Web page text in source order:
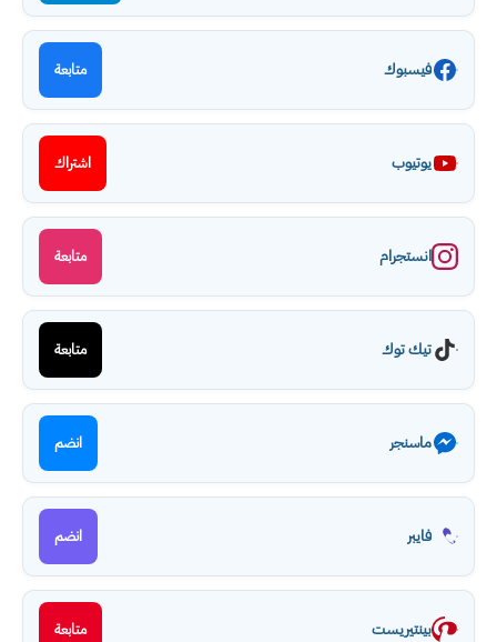
فيسبوك متابعة
يوتيوب اشتراك
انستجرام متابعة
تيك توك متابعة
ماسنجر انضم
فايبر انضم
بينتيريست متابعة